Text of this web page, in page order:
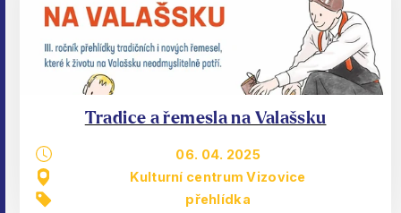
Tradice a řemesla na Valašsku
06. 04. 2025
Kulturní centrum Vizovice
přehlídka